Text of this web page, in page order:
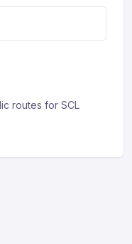
routes for SCL